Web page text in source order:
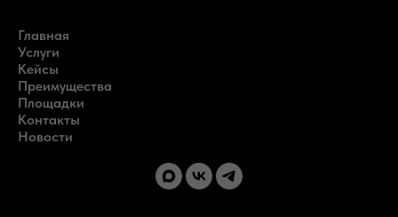
Главная
Услуги
Кейсы
Преимущества
Площадки
Контакты
Новости